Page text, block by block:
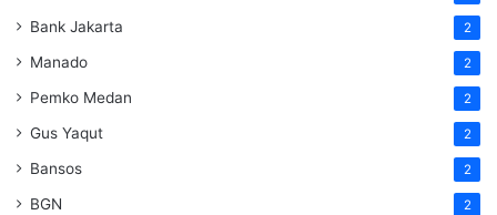
Bank Jakarta 2
Manado 2
Pemko Medan 2
Gus Yaqut 2
Bansos 2
BGN 2